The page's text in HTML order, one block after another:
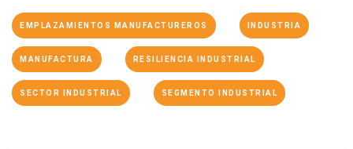
EMPLAZAMIENTOS MANUFACTUREROS INDUSTRIA
MANUFACTURA RESILIENCIA INDUSTRIAL
SECTOR INDUSTRIAL SEGMENTO INDUSTRIAL